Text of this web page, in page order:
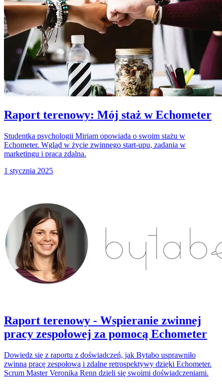
Raport terenowy: Mój staż w Echometer
Studentka psychologii Miriam opowiada o swoim stażu w
Echometer. Wgląd w życie zwinnego start-upu, zadania w
marketingu i praca zdalna.
1 stycznia 2025
Raport terenowy - Wspieranie zwinnej
pracy zespołowej za pomocą Echometer
Dowiedz się z raportu z doświadczeń, jak Bytabo usprawniło
zwinną pracę zespołową i zdalne retrospektywy dzięki Echometer.
Scrum Master Veronika Renn dzieli się swoimi doświadczeniami.